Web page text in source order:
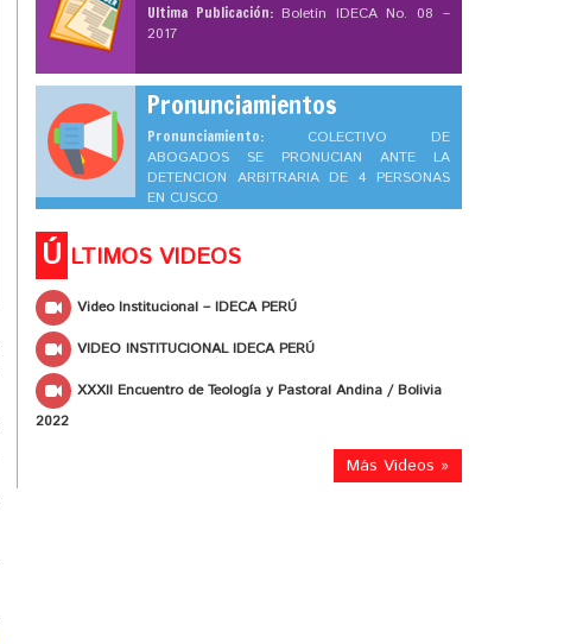
Ultima Publicación: Boletín IDECA No. 08 –
2017
Pronunciamientos
Pronunciamiento: COLECTIVO DE
ABOGADOS SE PRONUCIAN ANTE LA
DETENCION ARBITRARIA DE 4 PERSONAS
EN CUSCO
Ú LTIMOS VIDEOS
Video Institucional – IDECA PERÚ
VIDEO INSTITUCIONAL IDECA PERÚ
XXXII Encuentro de Teología y Pastoral Andina / Bolivia
2022
Más Videos »